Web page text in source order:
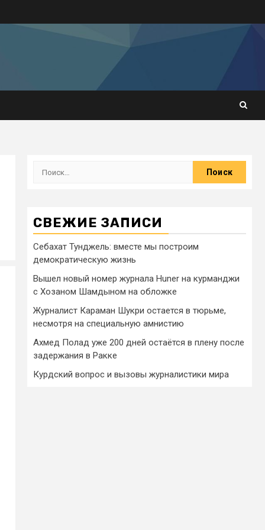
СВЕЖИЕ ЗАПИСИ
Себахат Тунджель: вместе мы построим
демократическую жизнь
Вышел новый номер журнала Huner на курманджи
с Хозаном Шамдыном на обложке
Журналист Караман Шукри остается в тюрьме,
несмотря на специальную амнистию
Ахмед Полад уже 200 дней остаётся в плену после
задержания в Ракке
Курдский вопрос и вызовы журналистики мира